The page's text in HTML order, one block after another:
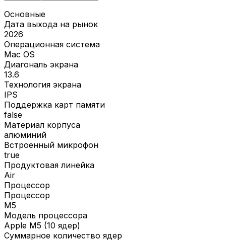
Основные
Дата выхода на рынок
2026
Операционная система
Mac OS
Диагональ экрана
13.6
Технология экрана
IPS
Поддержка карт памяти
false
Материал корпуса
алюминий
Встроенный микрофон
true
Продуктовая линейка
Air
Процессор
Процессор
M5
Модель процессора
Apple M5 (10 ядер)
Суммарное количество ядер